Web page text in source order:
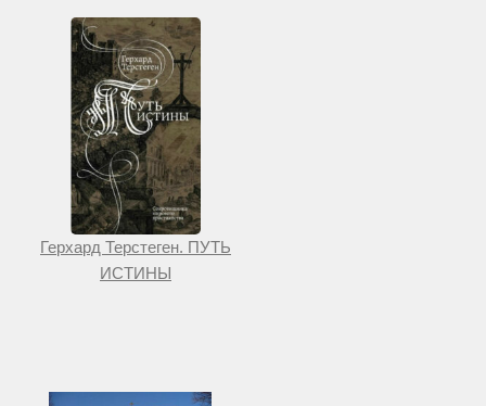
Герхард Терстеген. ПУТЬ
ИСТИНЫ